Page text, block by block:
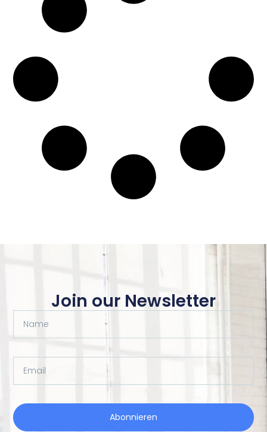
Join our Newsletter
Abonnieren